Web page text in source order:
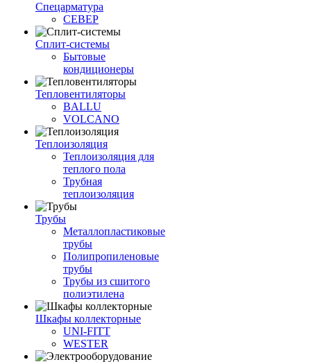
Спецарматура
СЕВЕР
Сплит-системы
Бытовые
кондиционеры
Тепловентиляторы
BALLU
VOLCANO
Теплоизоляция
Теплоизоляция для
теплого пола
Трубная
теплоизоляция
Трубы
Металлопластиковые
трубы
Полипропиленовые
трубы
Трубы из сшитого
полиэтилена
Шкафы коллекторные
UNI-FITT
WESTER